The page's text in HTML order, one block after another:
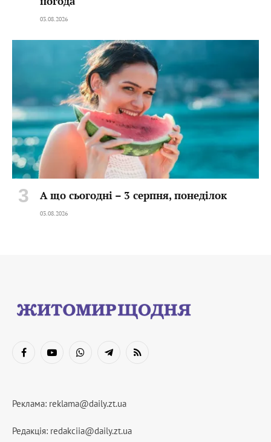
03.08.2026
А що сьогодні – 3 серпня, понеділок
03.08.2026
FacebookYouTubeWhatsAppTelegramRSS
Реклама: reklama@daily.zt.ua
Редакція: redakciia@daily.zt.ua